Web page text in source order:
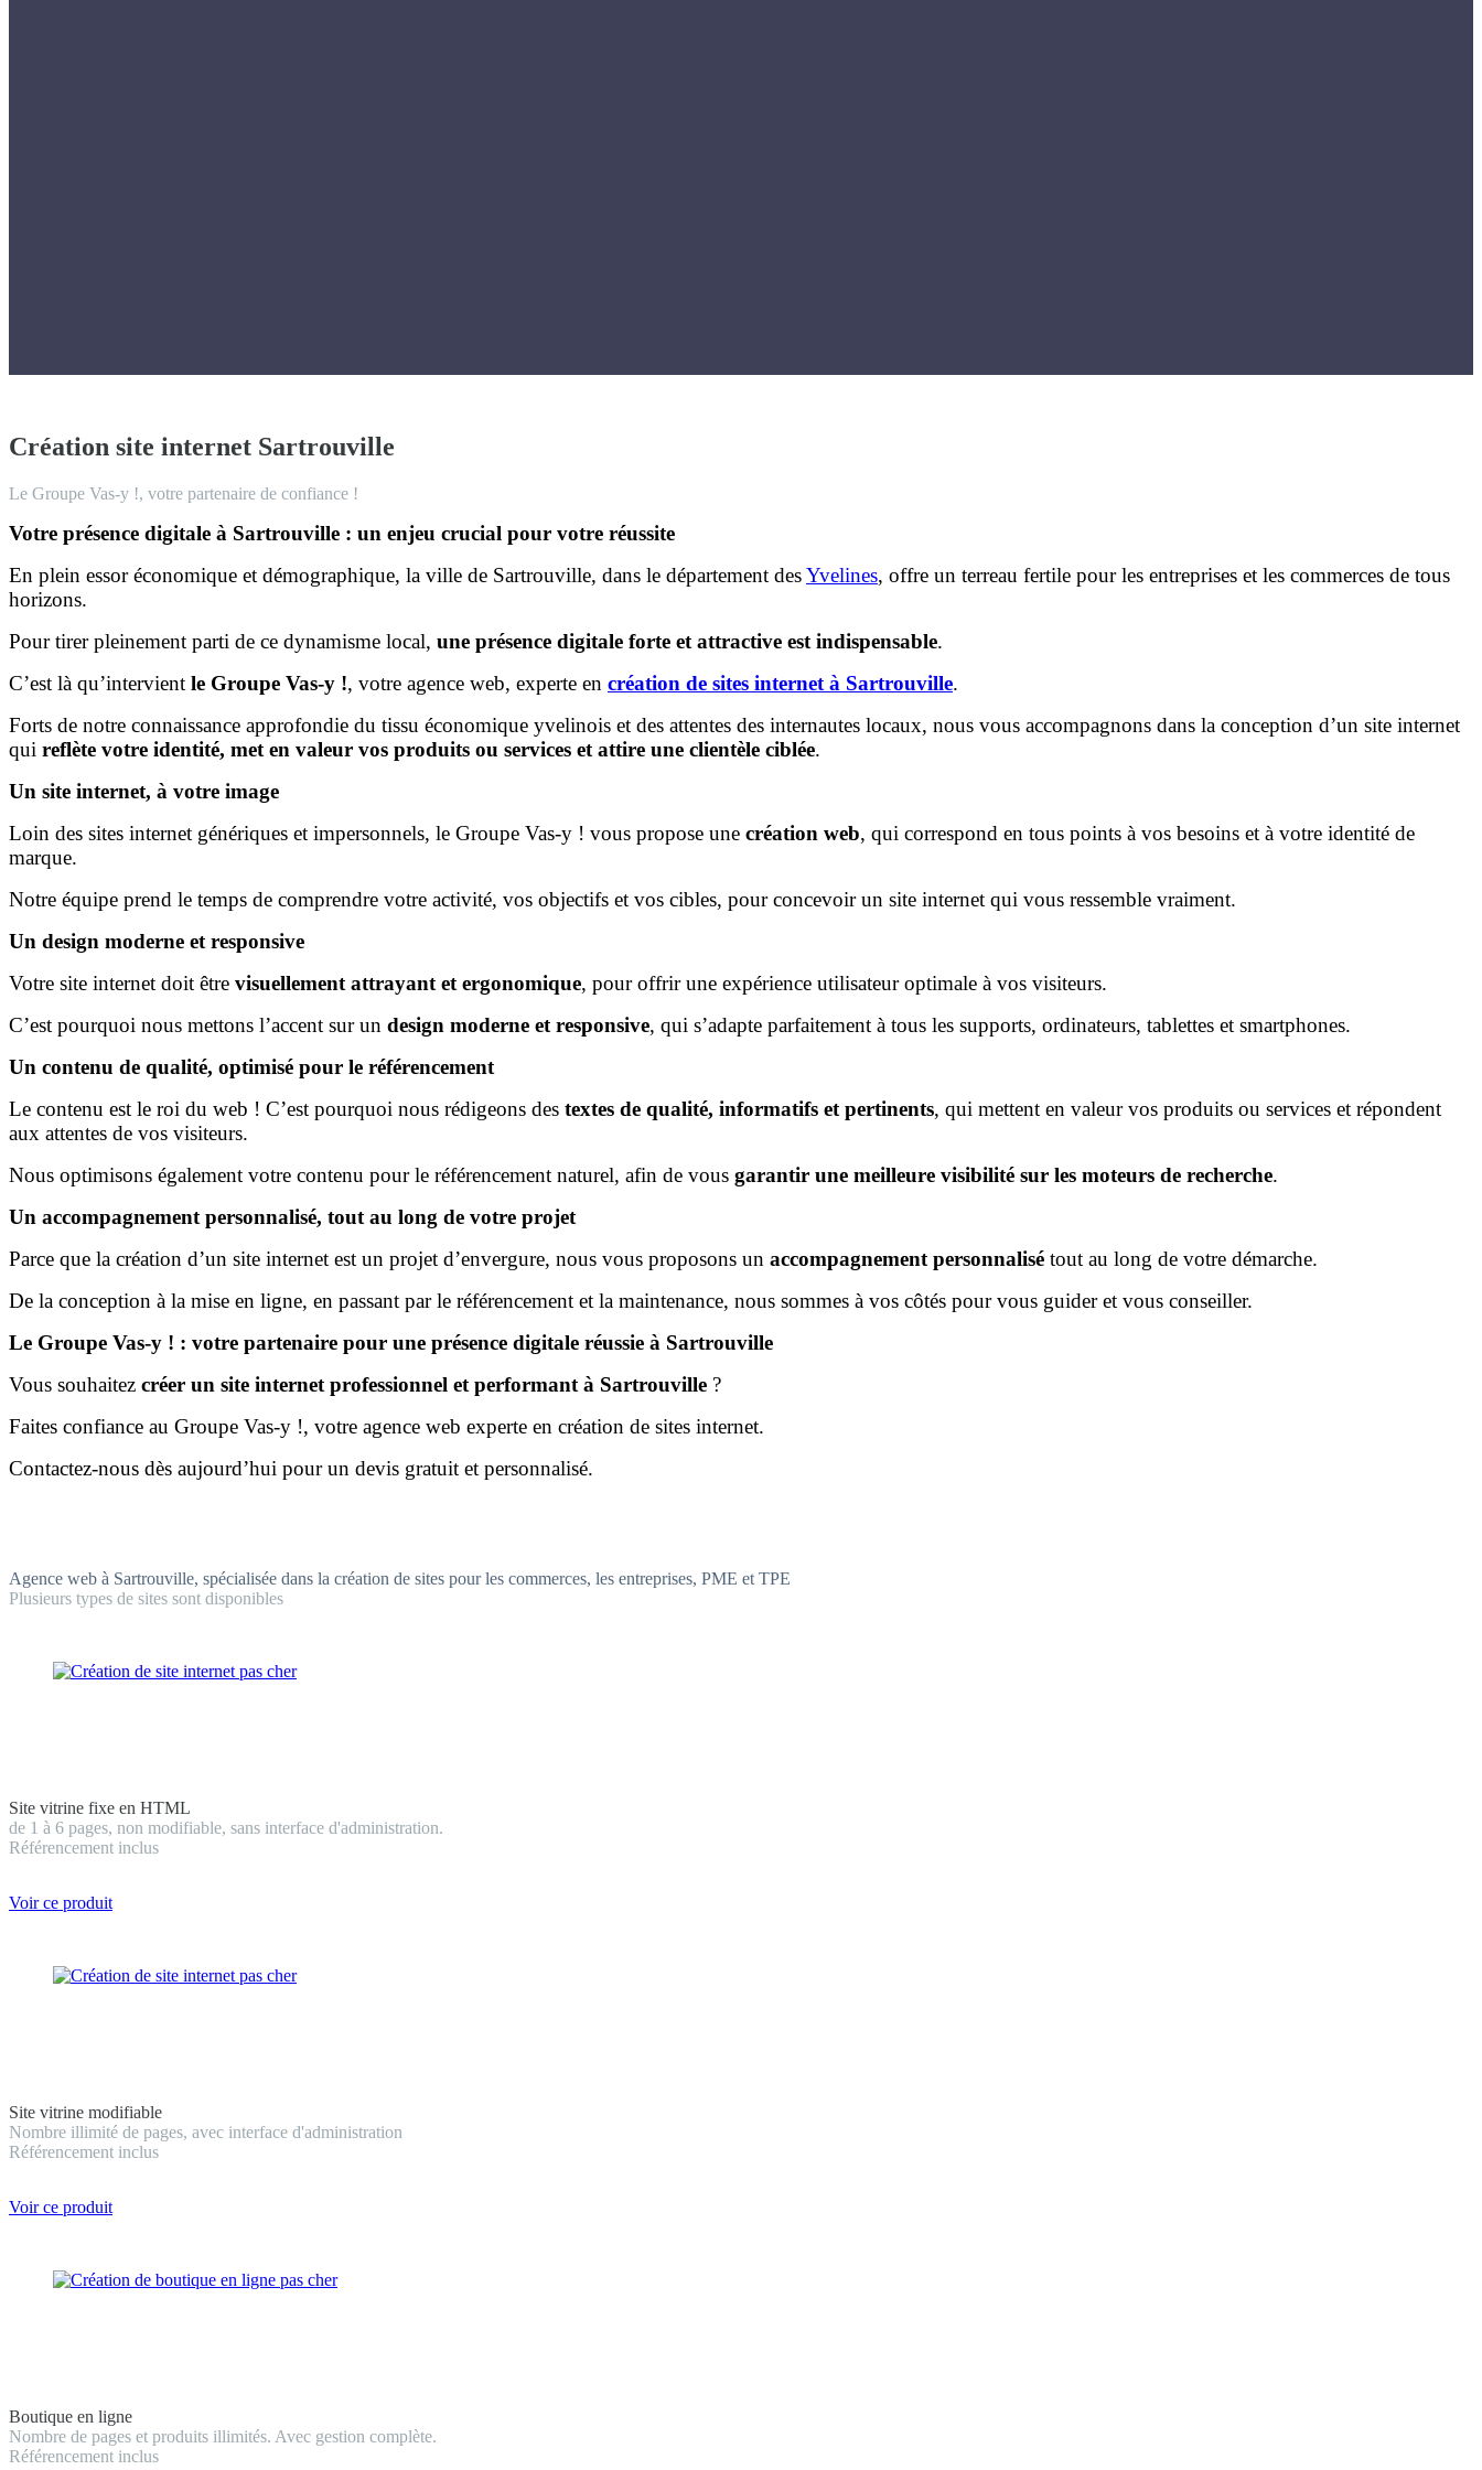
Création site internet Sartrouville
Le Groupe Vas-y !, votre partenaire de confiance !
Votre présence digitale à Sartrouville : un enjeu crucial pour votre réussite
En plein essor économique et démographique, la ville de Sartrouville, dans le département desYvelines, offre un terreau fertile pour les entreprises et les commerces de tous
horizons.
Pour tirer pleinement parti de ce dynamisme local, une présence digitale forte et attractive est indispensable.
C’est là qu’intervient le Groupe Vas-y !, votre agence web, experte en création de sites internet à Sartrouville.
Forts de notre connaissance approfondie du tissu économique yvelinois et des attentes des internautes locaux, nous vous accompagnons dans la conception d’un site internet
qui reflète votre identité, met en valeur vos produits ou services et attire une clientèle ciblée.
Un site internet, à votre image
Loin des sites internet génériques et impersonnels, le Groupe Vas-y ! vous propose une création web, qui correspond en tous points à vos besoins et à votre identité de
marque.
Notre équipe prend le temps de comprendre votre activité, vos objectifs et vos cibles, pour concevoir un site internet qui vous ressemble vraiment.
Un design moderne et responsive
Votre site internet doit être visuellement attrayant et ergonomique, pour offrir une expérience utilisateur optimale à vos visiteurs.
C’est pourquoi nous mettons l’accent sur un design moderne et responsive, qui s’adapte parfaitement à tous les supports, ordinateurs, tablettes et smartphones.
Un contenu de qualité, optimisé pour le référencement
Le contenu est le roi du web ! C’est pourquoi nous rédigeons des textes de qualité, informatifs et pertinents, qui mettent en valeur vos produits ou services et répondent
aux attentes de vos visiteurs.
Nous optimisons également votre contenu pour le référencement naturel, afin de vous garantir une meilleure visibilité sur les moteurs de recherche.
Un accompagnement personnalisé, tout au long de votre projet
Parce que la création d’un site internet est un projet d’envergure, nous vous proposons un accompagnement personnalisé tout au long de votre démarche.
De la conception à la mise en ligne, en passant par le référencement et la maintenance, nous sommes à vos côtés pour vous guider et vous conseiller.
Le Groupe Vas-y ! : votre partenaire pour une présence digitale réussie à Sartrouville
Vous souhaitez créer un site internet professionnel et performant à Sartrouville ?
Faites confiance au Groupe Vas-y !, votre agence web experte en création de sites internet.
Contactez-nous dès aujourd’hui pour un devis gratuit et personnalisé.
Agence web à Sartrouville, spécialisée dans la création de sites pour les commerces, les entreprises, PME et TPE
Plusieurs types de sites sont disponibles
Site vitrine fixe en HTML
de 1 à 6 pages, non modifiable, sans interface d'administration.
Référencement inclus
Voir ce produit
Site vitrine modifiable
Nombre illimité de pages, avec interface d'administration
Référencement inclus
Voir ce produit
Boutique en ligne
Nombre de pages et produits illimités. Avec gestion complète.
Référencement inclus